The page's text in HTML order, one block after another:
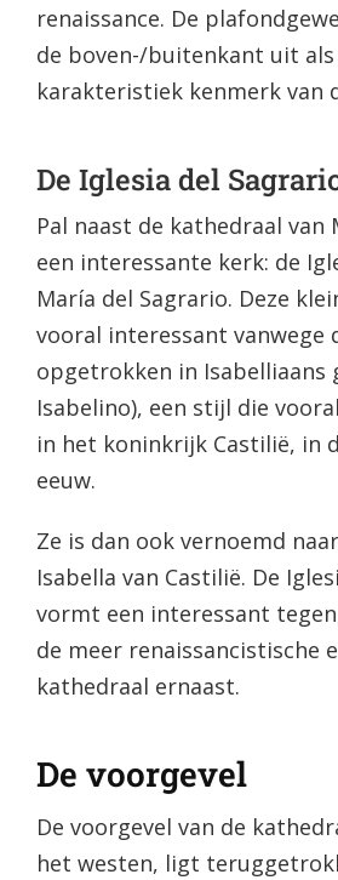
renaissance. De
de boven-/buitenkant uit als
karakteristiek kenmerk van
De Iglesia del
Pal naast de kathedraal van
een interessante kerk: de
María del Sagrario. Deze
vooral interessant vanwege
opgetrokken in Isabelliaans
Isabelino), een stijl die
in het koninkrijk Castilië, in
eeuw.
Ze is dan ook vernoemd
Isabella van Castilië. De
vormt een interessant
de meer renaissancistische
kathedraal ernaast.
De voorgevel
De voorgevel van de
het westen, ligt